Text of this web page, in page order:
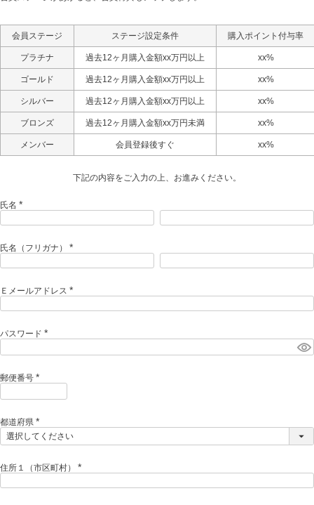
会員ステージ ステージ設定条件 購入ポイント付与率
プラチナ 過去12ヶ月購入金額xx万円以上 xx%
ゴールド 過去12ヶ月購入金額xx万円以上 xx%
シルバー 過去12ヶ月購入金額xx万円以上 xx%
ブロンズ 過去12ヶ月購入金額xx万円未満 xx%
メンバー 会員登録後すぐ xx%
下記の内容をご入力の上、お進みください。
氏名
必
氏名（フリガナ）
必
)
Ｅメールアドレス
必
パスワード
必
郵便番号
必
)
都道府県
(
必
住所１（市区町村）
必